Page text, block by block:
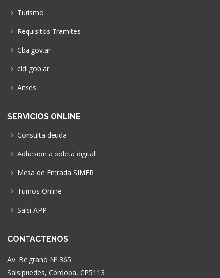
Turismo
Requisitos Tramites
Cba.gov.ar
cidi.gob.ar
Anses
SERVICIOS ONLINE
Consulta deuda
Adhesion a boleta digital
Mesa de Entrada SIMER
Turnos Online
Salsi APP
CONTACTENOS
Av. Belgrano Nº 365
Salsipuedes, Córdoba, CP5113